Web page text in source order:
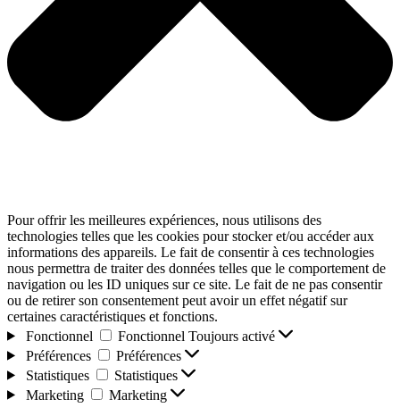
Pour offrir les meilleures expériences, nous utilisons des
technologies telles que les cookies pour stocker et/ou accéder aux
informations des appareils. Le fait de consentir à ces technologies
nous permettra de traiter des données telles que le comportement de
navigation ou les ID uniques sur ce site. Le fait de ne pas consentir
ou de retirer son consentement peut avoir un effet négatif sur
certaines caractéristiques et fonctions.
Fonctionnel
Fonctionnel Toujours activé
Préférences
Préférences
Statistiques
Statistiques
Marketing
Marketing